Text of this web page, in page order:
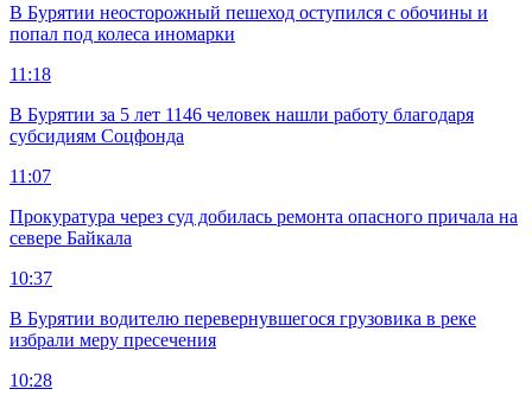
В Бурятии неосторожный пешеход оступился с обочины и
попал под колеса иномарки
11:18
В Бурятии за 5 лет 1146 человек нашли работу благодаря
субсидиям Соцфонда
11:07
Прокуратура через суд добилась ремонта опасного причала на
севере Байкала
10:37
В Бурятии водителю перевернувшегося грузовика в реке
избрали меру пресечения
10:28